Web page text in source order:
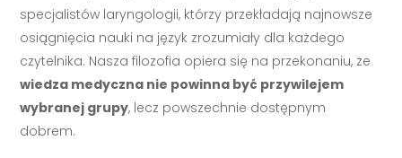
specjalistów laryngologii, którzy przekładają najnowsze
osiągnięcia nauki na język zrozumiały dla każdego
czytelnika. Nasza filozofia opiera się na przekonaniu, że
wiedza medyczna nie powinna być przywilejem
wybranej grupy, lecz powszechnie dostępnym
dobrem.